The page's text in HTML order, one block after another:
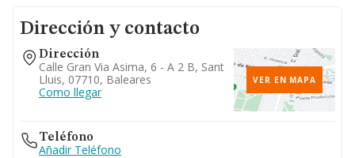
Dirección y contacto
Dirección
Calle Gran Via Asima, 6 - A 2 B, Sant
Lluis, 07710, Baleares
Como llegar
VER EN MAPA
Teléfono
Añadir Teléfono